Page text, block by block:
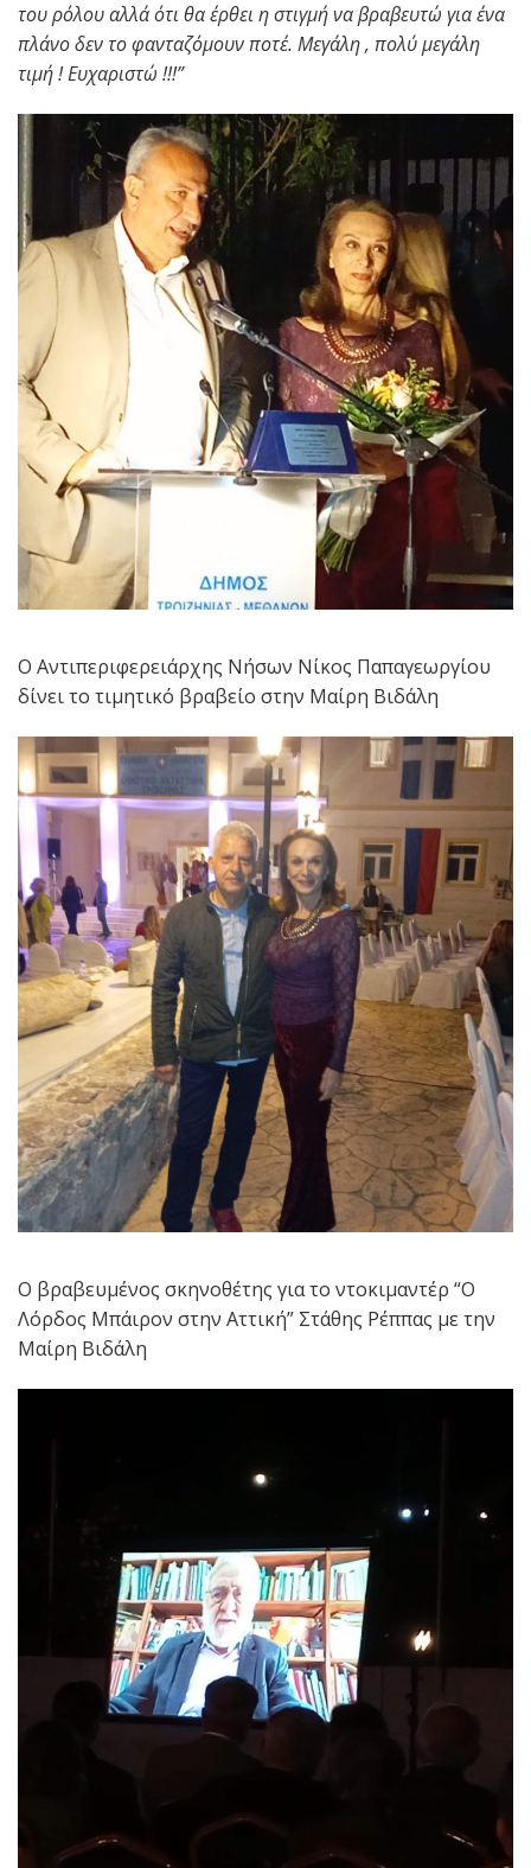
του ρόλου αλλά ότι θα έρθει η στιγμή να βραβευτώ για ένα
πλάνο δεν το φανταζόμουν ποτέ. Μεγάλη , πολύ μεγάλη
τιμή ! Ευχαριστώ !!!”
Ο Αντιπεριφερειάρχης Νήσων Νίκος Παπαγεωργίου
δίνει το τιμητικό βραβείο στην Μαίρη Βιδάλη
Ο βραβευμένος σκηνοθέτης για το ντοκιμαντέρ “Ο
Λόρδος Μπάιρον στην Αττική” Στάθης Ρέππας με την
Μαίρη Βιδάλη